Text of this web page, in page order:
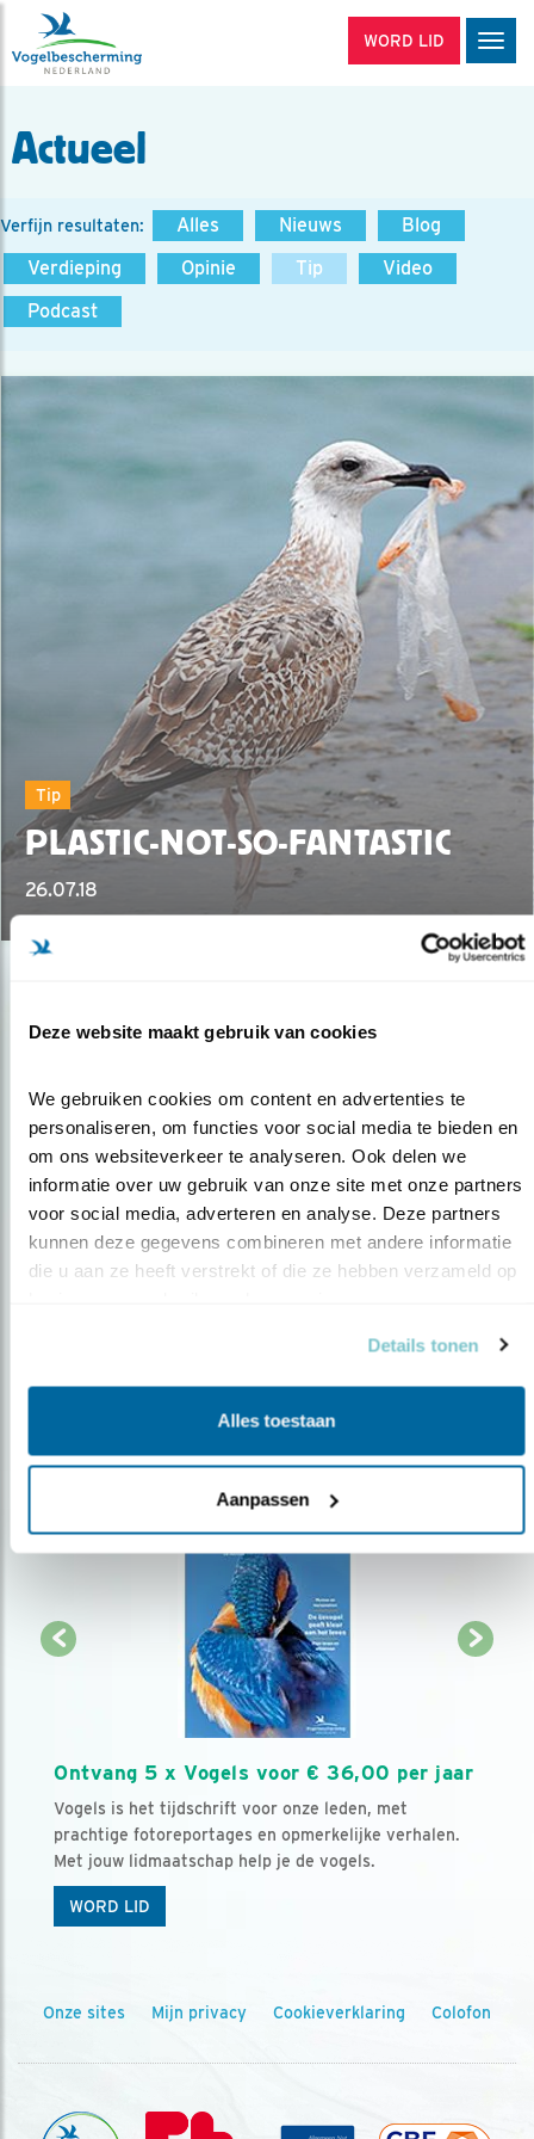
Deze website maakt gebruik van cookies
We gebruiken cookies om content en advertenties te
personaliseren, om functies voor social media te bieden en
om ons websiteverkeer te analyseren. Ook delen we
informatie over uw gebruik van onze site met onze partners
voor social media, adverteren en analyse. Deze partners
kunnen deze gegevens combineren met andere informatie
die u aan ze heeft verstrekt of die ze hebben verzameld op
Details tonen
Alles toestaan
Aanpassen
WORD LID
Actueel
Verfijn resultaten: Alles Nieuws
Blog
Verdieping
Opinie Tip
Video
Podcast
Tip
PLASTIC-NOT-SO-FANTASTIC
26.07.18
Op de hoogte blijven?
Meld je aan en ontvang nieuws, inspiratie, acties en tips
over vogels en activiteiten van Vogelbescherming.
Ontvang 5 x Vogels voor € 36,00 per jaar
Vogels is het tijdschrift voor onze leden, met
prachtige fotoreportages en opmerkelijke verhalen.
Met jouw lidmaatschap help je de vogels.
WORD LID
Onze sites Mijn privacy Cookieverklaring Colofon